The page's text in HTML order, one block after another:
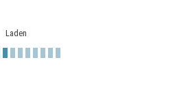
Laden